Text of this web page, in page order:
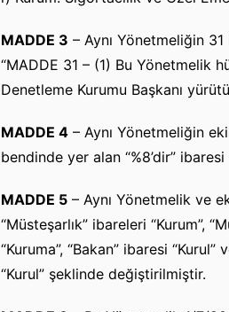
MADDE 3 – Aynı Yönetmeliğin
“MADDE 31 – (1) Bu Yönetmelik
Denetleme Kurumu Başkanı
MADDE 4 – Aynı Yönetmeliğin
bendinde yer alan “%8’dir”
MADDE 5 – Aynı Yönetmelik ve
“Müsteşarlık” ibareleri “Kurum”,
“Kuruma”, “Bakan” ibaresi
“Kurul” şeklinde değiştirilmiştir.